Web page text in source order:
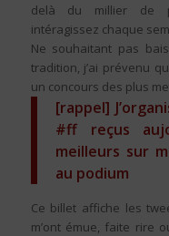
delà du millier de
intéragissez chaque
Ne souhaitant pas
tradition, j’ai prévenu
un concours des plus
[rappel]
#ff reçus
meilleurs sur
au podium
Ce billet affiche les
m’ont émue, faite rire